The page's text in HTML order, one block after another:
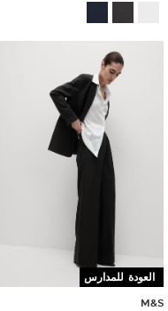
العودة للمدارس
M&S